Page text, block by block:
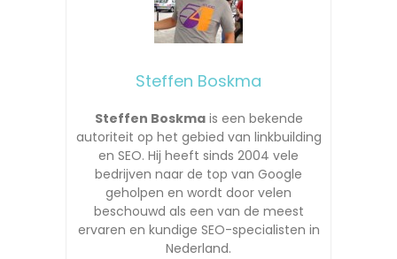
Steffen Boskma
Steffen Boskmais een bekende
autoriteit op het gebied van linkbuilding
en SEO. Hij heeft sinds 2004 vele
bedrijven naar de top van Google
geholpen en wordt door velen
beschouwd als een van de meest
ervaren en kundige SEO-specialisten in
Nederland.